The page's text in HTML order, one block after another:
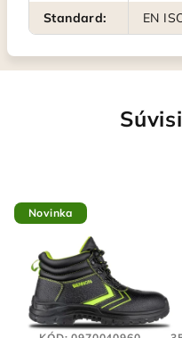
Standard: EN
Novinka